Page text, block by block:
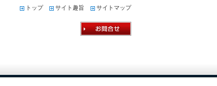
トップ サイト趣旨 サイトマップ